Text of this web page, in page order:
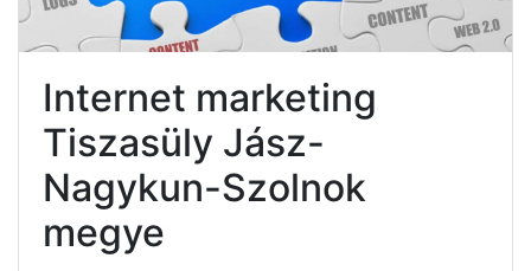
Internet marketing
Tiszasüly Jász-
Nagykun-Szolnok
megye